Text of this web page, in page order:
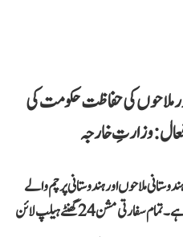
ملاحوں کی حفاظت حکومت کی
ملاحوں اور ہندوستانی پرچم والے
جہازوں کی حفاظت حکومت کی اولین ترجیح ہے۔ تمام سفارتی مشن 24 گھنٹے ہیلپ لائن